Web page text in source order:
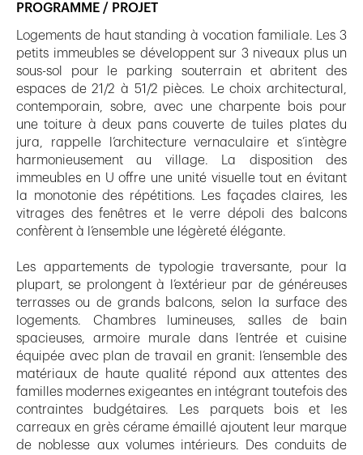
PROGRAMME / PROJET
Logements de haut standing à vocation familiale. Les 3
petits immeubles se développent sur 3 niveaux plus un
sous-sol pour le parking souterrain et abritent des
espaces de 21/2 à 51/2 pièces. Le choix architectural,
contemporain, sobre, avec une charpente bois pour
une toiture à deux pans couverte de tuiles plates du
jura, rappelle l’architecture vernaculaire et s’intègre
harmonieusement au village. La disposition des
immeubles en U offre une unité visuelle tout en évitant
la monotonie des répétitions. Les façades claires, les
vitrages des fenêtres et le verre dépoli des balcons
confèrent à l’ensemble une légèreté élégante.
Les appartements de typologie traversante, pour la
plupart, se prolongent à l’extérieur par de généreuses
terrasses ou de grands balcons, selon la surface des
logements. Chambres lumineuses, salles de bain
spacieuses, armoire murale dans l’entrée et cuisine
équipée avec plan de travail en granit: l’ensemble des
matériaux de haute qualité répond aux attentes des
familles modernes exigeantes en intégrant toutefois des
contraintes budgétaires. Les parquets bois et les
carreaux en grès cérame émaillé ajoutent leur marque
de noblesse aux volumes intérieurs. Des conduits de